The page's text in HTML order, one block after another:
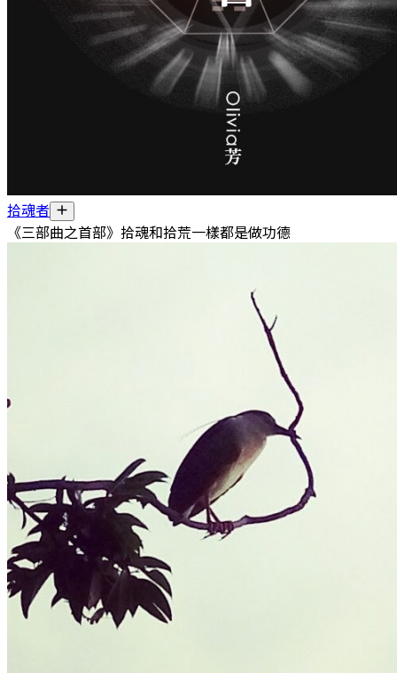
拾魂者
《三部曲之首部》拾魂和拾荒一樣都是做功德